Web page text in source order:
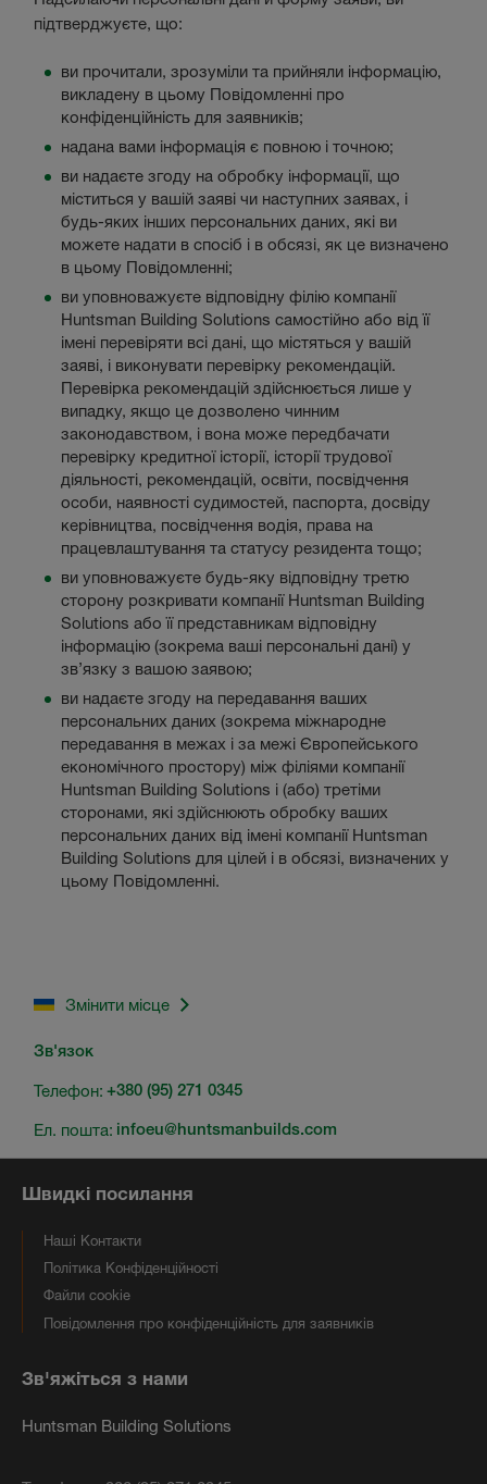
підтверджуєте, що:
ви прочитали, зрозуміли та прийняли інформацію,
викладену в цьому Повідомленні про
конфіденційність для заявників;
надана вами інформація є повною і точною;
ви надаєте згоду на обробку інформації, що
міститься у вашій заяві чи наступних заявах, і
будь-яких інших персональних даних, які ви
можете надати в спосіб і в обсязі, як це визначено
в цьому Повідомленні;
ви уповноважуєте відповідну філію компанії
Huntsman Building Solutions самостійно або від її
імені перевіряти всі дані, що містяться у вашій
заяві, і виконувати перевірку рекомендацій.
Перевірка рекомендацій здійснюється лише у
випадку, якщо це дозволено чинним
законодавством, і вона може передбачати
перевірку кредитної історії, історії трудової
діяльності, рекомендацій, освіти, посвідчення
особи, наявності судимостей, паспорта, досвіду
керівництва, посвідчення водія, права на
працевлаштування та статусу резидента тощо;
ви уповноважуєте будь-яку відповідну третю
сторону розкривати компанії Huntsman Building
Solutions або її представникам відповідну
інформацію (зокрема ваші персональні дані) у
зв’язку з вашою заявою;
ви надаєте згоду на передавання ваших
персональних даних (зокрема міжнародне
передавання в межах і за межі Європейського
економічного простору) між філіями компанії
Huntsman Building Solutions і (або) третіми
сторонами, які здійснюють обробку ваших
персональних даних від імені компанії Huntsman
Building Solutions для цілей і в обсязі, визначених у
цьому Повідомленні.
Змінити місце
Зв'язок
Телефон: +380 (95) 271 0345
Ел. пошта: infoeu@huntsmanbuilds.com
Швидкі посилання
Наші Контакти
Політика Конфіденційності
Файли cookie
Повідомлення про конфіденційність для заявників
Зв'яжіться з нами
Huntsman Building Solutions